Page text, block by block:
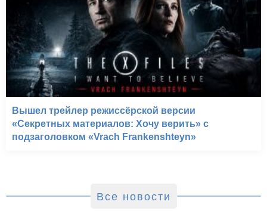
Вышел трейлер режиссёрской версии
«Секретных материалов: Хочу верить» с
подзаголовком «Vrach Frankenshteyn»
Все новости